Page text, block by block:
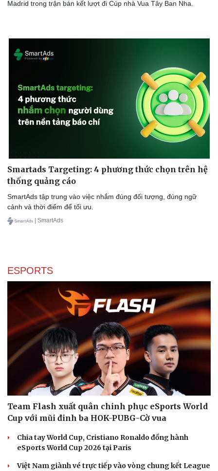
Sức khỏe
Dinh dưỡng - món ngon
Cây thuốc
Sản phụ khoa
Nhi khoa
Nam khoa
Làm đẹp - giảm cân
Phòng mạch online
Ăn sạch sống khỏe
Đời sống
Nhà đẹp
Blog
Tình yêu - Gia đình
Madrid trong trận bán kết lượt đi Cúp nhà Vua Tây Ban Nha.
Smartads Targeting: 4 phương thức chọn trên hệ
thống quảng cáo
SmartAds tập trung vào việc nhắm đúng đối tượng, đúng ngữ
cảnh và thời điểm để tối ưu.
| SmartAds
ESPORTS
Team Flash xuất quân chinh phục eSports World
Cup với mũi đinh ba HOK-PUBG-Cờ vua
Chia tay World Cup, Cristiano Ronaldo đồng hành
eSports World Cup 2026 tại Paris
Việt Nam giành vé trực tiếp vào vòng chung kết League